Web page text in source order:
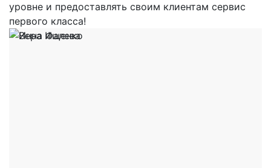
уровне и предоставлять своим клиентам сервис
первого класса!